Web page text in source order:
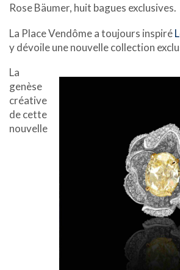
Rose Bäumer, huit bagues exclusives.
La Place Vendôme a toujours inspiré
y dévoile une nouvelle collection
La
genèse
créative
de cette
nouvelle